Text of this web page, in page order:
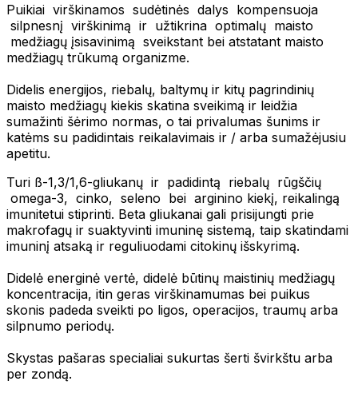
Puikiai virškinamos sudėtinės dalys kompensuoja
silpnesnį virškinimą ir užtikrina optimalų maisto
medžiagų įsisavinimą sveikstant bei atstatant maisto
medžiagų trūkumą organizme.
Didelis energijos, riebalų, baltymų ir kitų pagrindinių
maisto medžiagų kiekis skatina sveikimą ir leidžia
sumažinti šėrimo normas, o tai privalumas šunims ir
katėms su padidintais reikalavimais ir / arba sumažėjusiu
apetitu.
Turi ß-1,3/1,6-gliukanų ir padidintą riebalų rūgščių
omega-3, cinko, seleno bei arginino kiekį, reikalingą
imunitetui stiprinti. Beta gliukanai gali prisijungti prie
makrofagų ir suaktyvinti imuninę sistemą, taip skatindami
imuninį atsaką ir reguliuodami citokinų išskyrimą.
Didelė energinė vertė, didelė būtinų maistinių medžiagų
koncentracija, itin geras virškinamumas bei puikus
skonis padeda sveikti po ligos, operacijos, traumų arba
silpnumo periodų.
Skystas pašaras specialiai sukurtas šerti švirkštu arba
per zondą.